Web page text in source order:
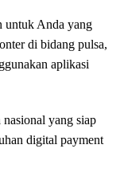
untuk Anda yang
di bidang pulsa,
aplikasi
yang siap
digital payment